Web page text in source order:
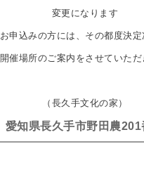
変更になります
お申込みの方には、 その都度決定
開催場所のご案内をさせていただ
（長久手文化の家）
愛知県長久手市野田農201